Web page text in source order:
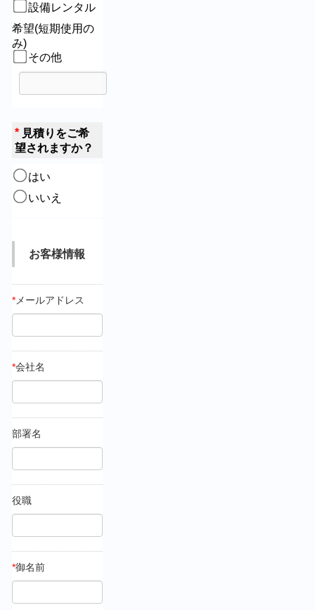
設備レンタル
希望(短期使用の
み)
その他
* 見積りをご希
望されますか？
はい
いいえ
お客様情報
*メールアドレス
*会社名
部署名
役職
*御名前